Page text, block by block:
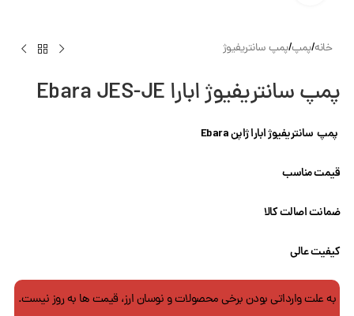
خانه/پمپ/پمپ سانتریفیوژ
پمپ سانتریفیوژ ابارا Ebara JES-JE
پمپ سانتریفیوژ ابارا ژاپن Ebara
قیمت مناسب
ضمانت اصالت کالا
کیفیت عالی
به علت وارداتی بودن برخی محصولات و نوسان ارز، قیمت ها به روز نیست.